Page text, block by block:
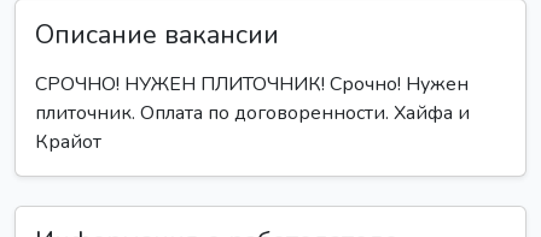
Описание вакансии
СРОЧНО! НУЖEН ПЛИТОЧНИК! Срочно! Нужен
плиточник. Оплата по договоренности. Хайфа и
Крайот